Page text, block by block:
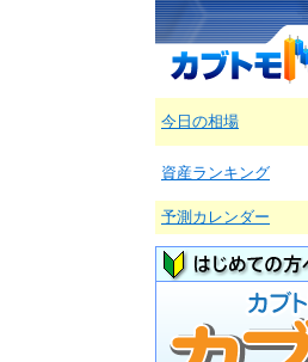
今日の相場
資産ランキング
予測カレンダー